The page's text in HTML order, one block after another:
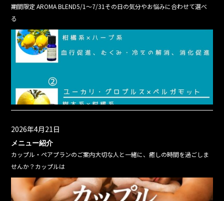
期間限定 AROMA BLEND5/1〜7/31その日の気分やお悩みに合わせて選べ
る
2026年4月21日
メニュー紹介
カップル・ペアプランのご案内大切な人と一緒に、癒しの時間を過ごしま
せんか？カップルは